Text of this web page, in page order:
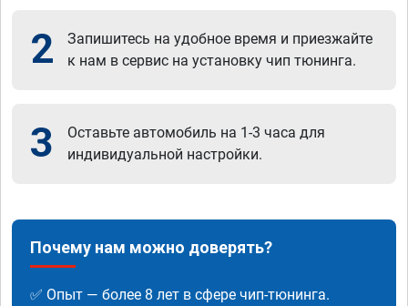
2
Запишитесь на удобное время и приезжайте
к нам в сервис на установку чип тюнинга.
3
Оставьте автомобиль на 1-3 часа для
индивидуальной настройки.
Почему нам можно доверять?
✅ Опыт — более 8 лет в сфере чип-тюнинга.